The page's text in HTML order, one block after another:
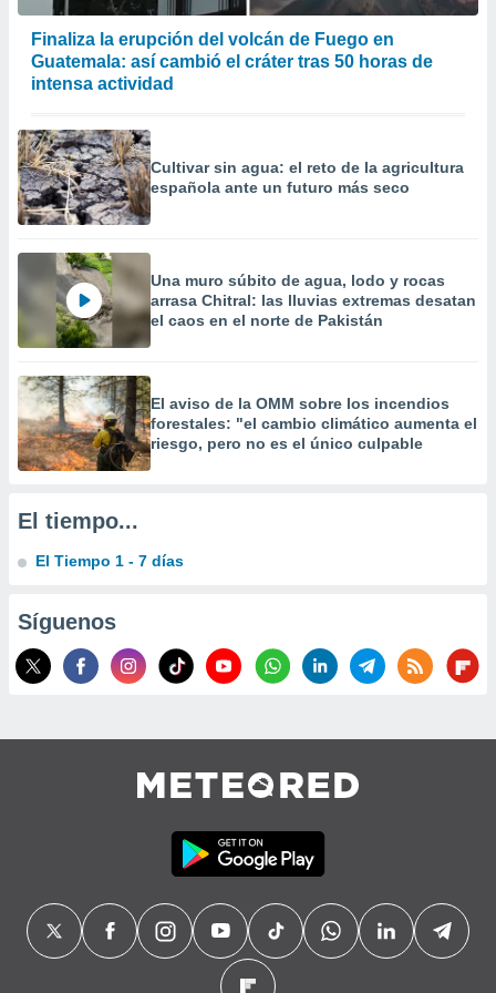
e
mediante
publicidad
publicidad
de
1199
Finaliza la erupción del volcán de Fuego en
Guatemala: así cambió el cráter tras 50 horas de
intensa actividad
Cultivar sin agua: el reto de la agricultura
española ante un futuro más seco
Una muro súbito de agua, lodo y rocas
arrasa Chitral: las lluvias extremas desatan
el caos en el norte de Pakistán
El aviso de la OMM sobre los incendios
forestales: "el cambio climático aumenta el
riesgo, pero no es el único culpable
El tiempo...
El Tiempo 1 - 7 días
Síguenos